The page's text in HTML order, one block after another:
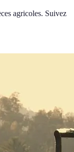
agricoles. Suivez